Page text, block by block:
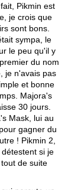
Pikmin est
je crois que
sont bons.
sympa, le
le peu qu'il y
du nom
je n'avais pas
et bonne
Majora's
30 jours.
Mask, lui au
gagner du
! Pikmin 2,
si je
de suite